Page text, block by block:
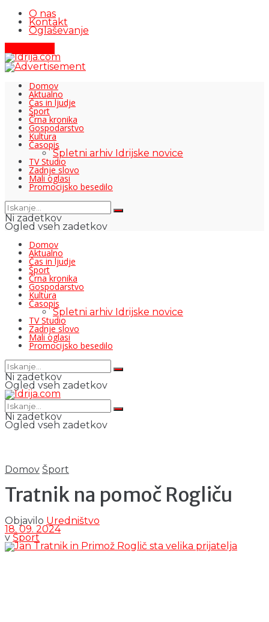
O nas
Kontakt
Oglaševanje
Domov
Aktualno
Čas in ljudje
Šport
Črna kronika
Gospodarstvo
Kultura
Časopis
Spletni arhiv Idrijske novice
TV Studio
Zadnje slovo
Mali oglasi
Promocijsko besedilo
Ni zadetkov
Ogled vseh zadetkov
Domov
Aktualno
Čas in ljudje
Šport
Črna kronika
Gospodarstvo
Kultura
Časopis
Spletni arhiv Idrijske novice
TV Studio
Zadnje slovo
Mali oglasi
Promocijsko besedilo
Ni zadetkov
Ogled vseh zadetkov
Ni zadetkov
Ogled vseh zadetkov
Domov Šport
Tratnik na pomoč Rogliču
Objavilo Uredništvo
18. 09. 2024
v Šport